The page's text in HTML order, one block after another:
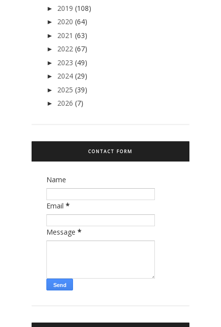
► 2019 (108)
► 2020 (64)
► 2021 (63)
► 2022 (67)
► 2023 (49)
► 2024 (29)
► 2025 (39)
► 2026 (7)
CONTACT FORM
Name
Email *
Message *